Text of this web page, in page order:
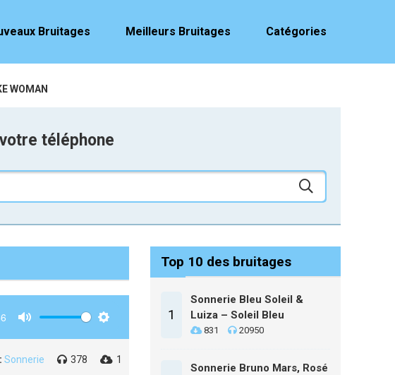
Bruitages Meilleurs Bruitages Catégories
WOMAN
téléphone
Sonnerie 378 1
Top 10 des bruitages
1
Sonnerie Bleu Soleil &
Luiza – Soleil Bleu
831 20950
Sonnerie Bruno Mars, Rosé